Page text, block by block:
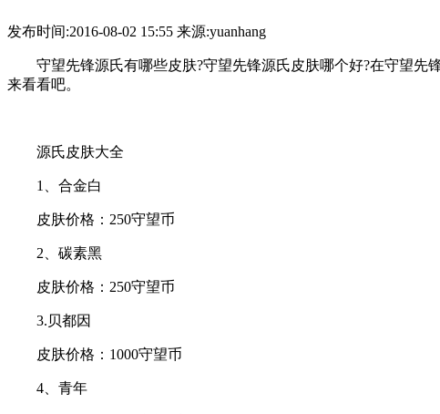
发布时间:2016-08-02 15:55 来源:yuanhang
守望先锋源氏有哪些皮肤?守望先锋源氏皮肤哪个好?在守望先
来看看吧。
源氏皮肤大全
1、合金白
皮肤价格：250守望币
2、碳素黑
皮肤价格：250守望币
3.贝都因
皮肤价格：1000守望币
4、青年